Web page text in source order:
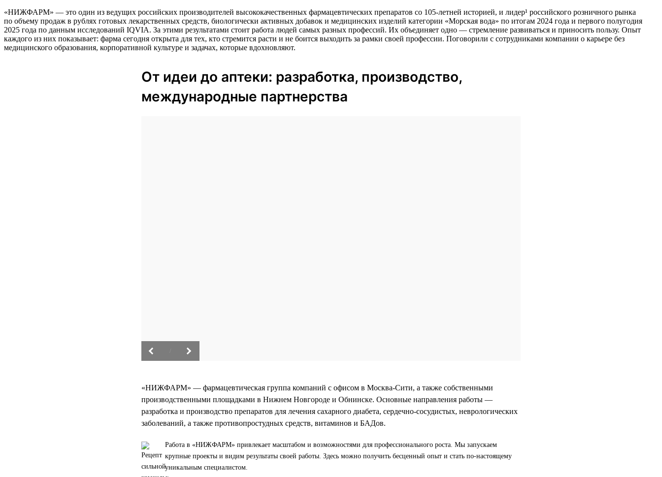
«НИЖФАРМ» — это один из ведущих российских производителей высококачественных фармацевтических препаратов со 105-летней историей, и лидер¹ российского розничного рынка
по объему продаж в рублях готовых лекарственных средств, биологически активных добавок и медицинских изделий категории «Морская вода» по итогам 2024 года и первого полугодия
2025 года по данным исследований IQVIA. За этими результатами стоит работа людей самых разных профессий. Их объединяет одно — стремление развиваться и приносить пользу. Опыт
каждого из них показывает: фарма сегодня открыта для тех, кто стремится расти и не боится выходить за рамки своей профессии. Поговорили с сотрудниками компании о карьере без
медицинского образования, корпоративной культуре и задачах, которые вдохновляют.
От идеи до аптеки: разработка, производство,
международные партнерства
«НИЖФАРМ» — фармацевтическая группа компаний с офисом в Москва-Сити, а также собственными
производственными площадками в Нижнем Новгороде и Обнинске. Основные направления работы —
разработка и производство препаратов для лечения сахарного диабета, сердечно-сосудистых, неврологических
заболеваний, а также противопростудных средств, витаминов и БАДов.
Работа в «НИЖФАРМ» привлекает масштабом и возможностями для профессионального роста. Мы запускаем
крупные проекты и видим результаты своей работы. Здесь можно получить бесценный опыт и стать по-настоящему
уникальным специалистом.